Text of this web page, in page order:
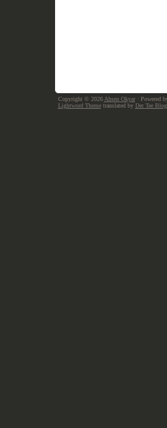
Copyright © 2026 Ahsen Okyar· Powered
Lightword Themetranslated by Der Tee Blog